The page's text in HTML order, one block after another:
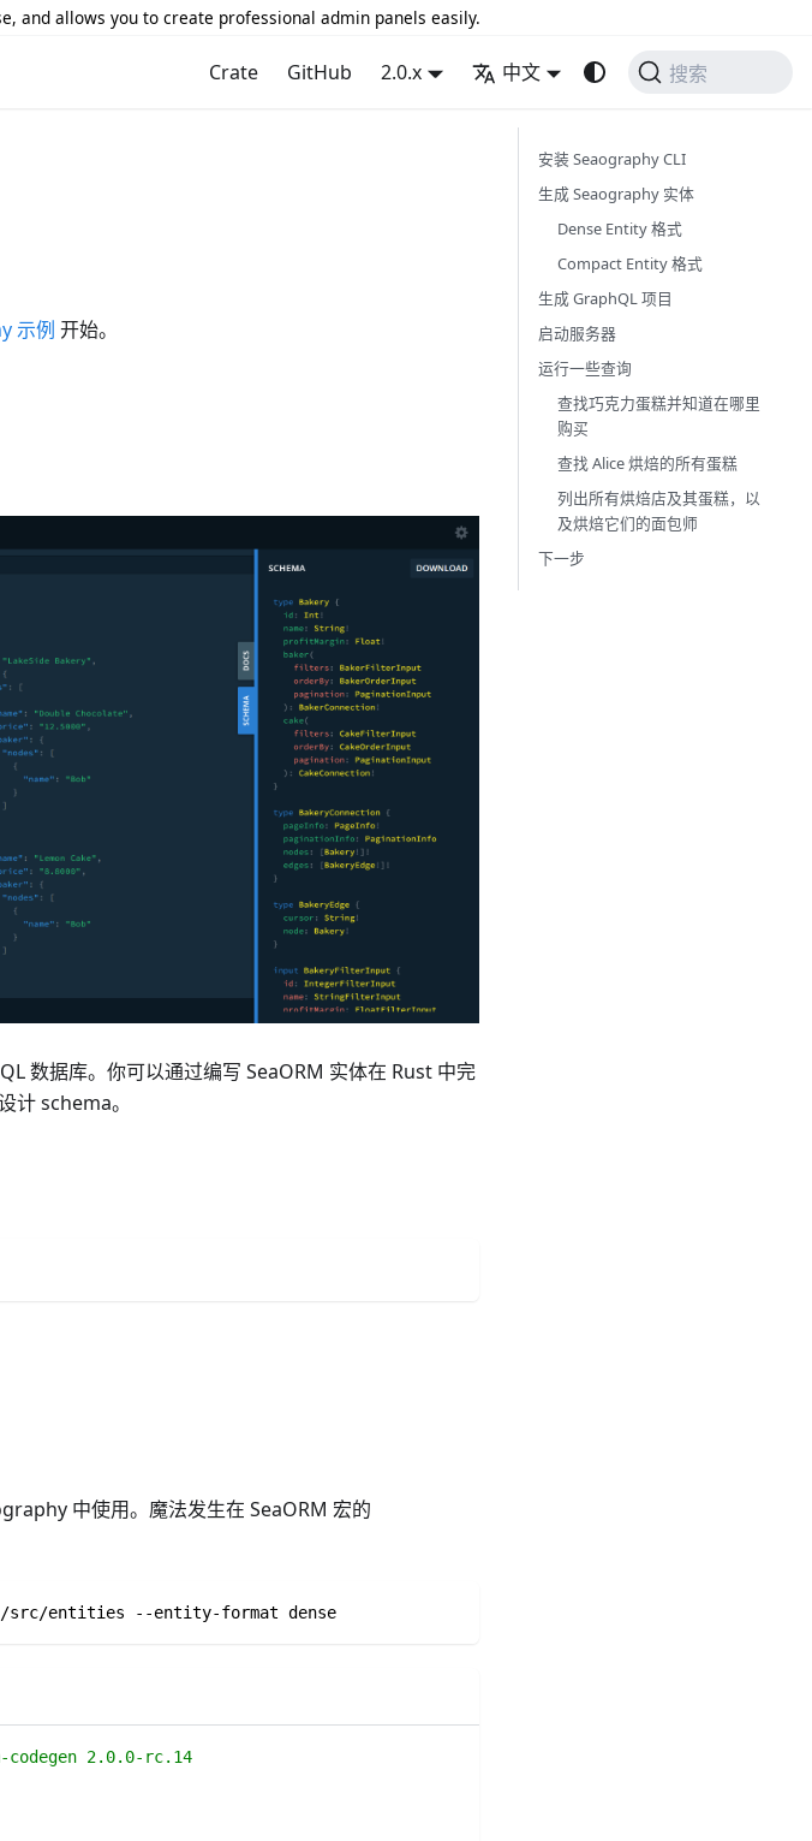
and allows you to create professional admin panels easily.
Crate GitHub 2.0.x 中文 搜索
示例 开始。
数据库。你可以通过编写 SeaORM 实体在 Rust 中完
计 schema。
中使用。魔法发生在 SeaORM 宏的
entities --entity-format dense
codegen 2.0.0-rc.14
安装 Seaography CLI
生成 Seaography 实体
Dense Entity 格式
Compact Entity 格式
生成 GraphQL 项目
启动服务器
运行一些查询
查找巧克力蛋糕并知道在哪里
购买
查找 Alice 烘焙的所有蛋糕
列出所有烘焙店及其蛋糕，以
及烘焙它们的面包师
下一步